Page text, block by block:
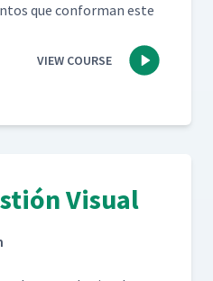
que con­for­man este
VIEW COURSE
Visual